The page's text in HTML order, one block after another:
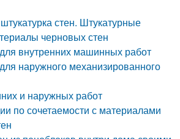
стен. Штукатурные
черновых стен
внутренних машинных работ
наружного механизированного
и наружных работ
по сочетаемости с материалами